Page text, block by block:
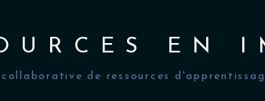
EN
collaborative de ressources